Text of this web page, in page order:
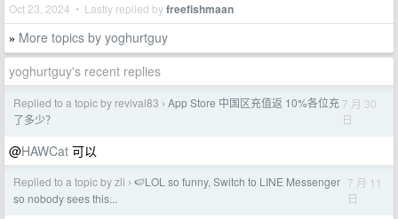
Oct 23, 2024 • Lastly replied byfreefishmaan
» More topics by yoghurtguy
yoghurtguy's recent replies
Replied to a topic by revival83 › App Store 中国区充值返 10%各位充
了多少？
7 月 30
日
@HAWCat 可以
Replied to a topic by zli › 🍉LOL so funny, Switch to LINE Messenger
so nobody sees this...
7 月 11
日